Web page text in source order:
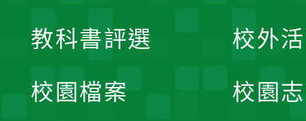
教科書評選
校園檔案
校外
校園